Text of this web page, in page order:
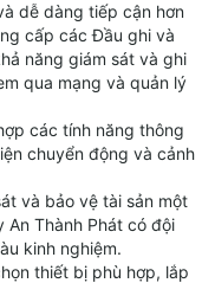
dễ dàng tiếp cận hơn
cấp các Đầu ghi và
năng giám sát và ghi
qua mạng và quản lý
các tính năng thông
chuyển động và cảnh
và bảo vệ tài sản một
An Thành Phát có đội
kinh nghiệm.
thiết bị phù hợp, lắp